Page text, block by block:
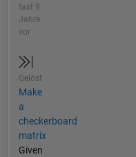
fast 9
Jahre
vor
Gelöst
Make
a
checkerboard
matrix
Given